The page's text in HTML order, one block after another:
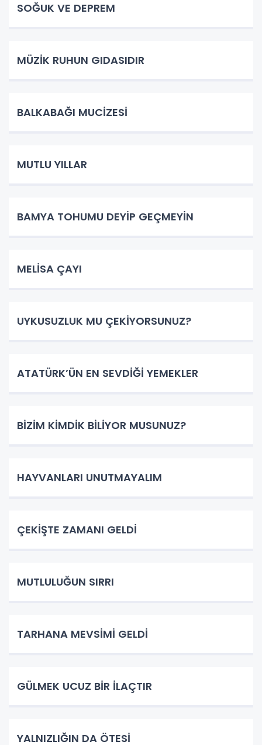
SOĞUK VE DEPREM
MÜZİK RUHUN GIDASIDIR
BALKABAĞI MUCİZESİ
MUTLU YILLAR
BAMYA TOHUMU DEYİP GEÇMEYİN
MELİSA ÇAYI
UYKUSUZLUK MU ÇEKİYORSUNUZ?
ATATÜRK’ÜN EN SEVDİĞİ YEMEKLER
BİZİM KİMDİK BİLİYOR MUSUNUZ?
HAYVANLARI UNUTMAYALIM
ÇEKİŞTE ZAMANI GELDİ
MUTLULUĞUN SIRRI
TARHANA MEVSİMİ GELDİ
GÜLMEK UCUZ BİR İLAÇTIR
YALNIZLIĞIN DA ÖTESİ